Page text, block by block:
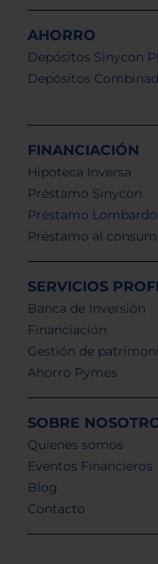
AHORRO
Depósitos Sinycon
Depósitos
FINANCIACIÓN
Hipoteca Inversa
Préstamo Sinycon
Préstamo Lombardo
Préstamo al
SERVICIOS
Banca de Inversión
Financiación
Gestión de
Ahorro Pymes
SOBRE
Quienes somos
Eventos Financieros
Blog
Contacto